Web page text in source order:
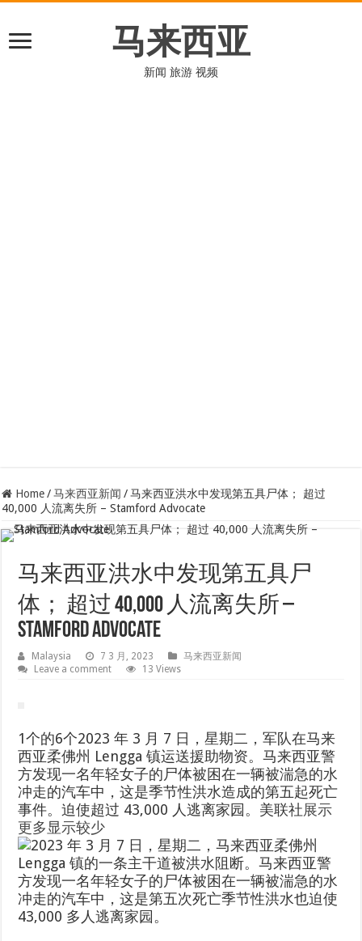
马来西亚
新闻 旅游 视频
Home / 马来西亚新闻 / 马来西亚洪水中发现第五具尸体； 超过
40,000 人流离失所 – Stamford Advocate
马来西亚洪水中发现第五具尸
体； 超过 40,000 人流离失所 –
Stamford Advocate
Malaysia 7 3 月, 2023
马来西亚新闻
Leave a comment
13 Views
一
个
旋
转
木
马
。
使
用
N
e
1个的6个2023 年 3 月 7 日，星期二，军队在马来
西亚柔佛州 Lengga 镇运送援助物资。马来西亚警
方发现一名年轻女子的尸体被困在一辆被湍急的水
冲走的汽车中，这是季节性洪水造成的第五起死亡
事件。迫使超过 43,000 人逃离家园。 美联社展示
更多显示较少